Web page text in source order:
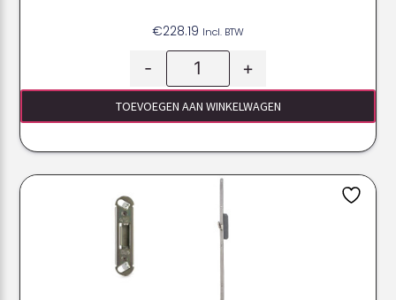
€228.19 Incl. BTW
- +
TOEVOEGEN AAN WINKELWAGEN